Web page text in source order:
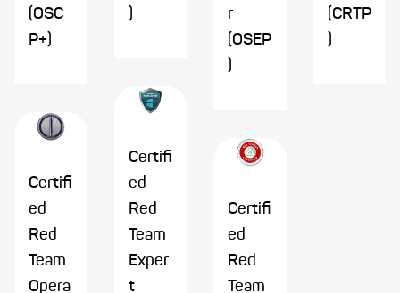
(OSC
P+)
Certifi
ed
Red
Team
Opera
)
Certifi
ed
Red
Team
Exper
t
r
(OSEP
)
Certifi
ed
Red
Team
(CRTP
)